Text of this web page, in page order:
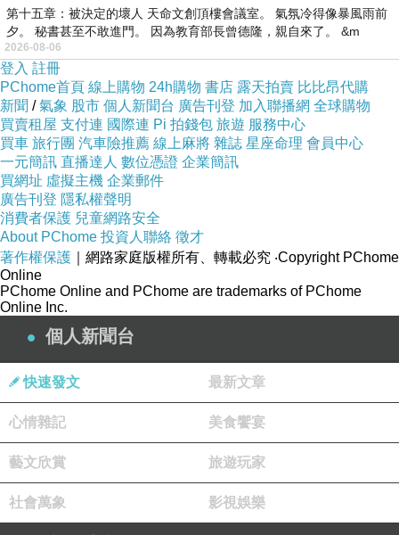
新營客運站就位於新營車站正前方，走路約1分
鐘即可到達。
為了夏季前往澎湖的旅客們特別加開了上
午"8:20"及"8:50"兩個班次可以直達布袋商港搭
船。
第十五章：被決定的壞人 天命文創頂樓會議室。 氣氛冷得像暴風雨前
夕。 秘書甚至不敢進門。 因為教育部長曾德隆，親自來了。 &m
2026-08-06
登入 註冊
PChome首頁 線上購物 24h購物 書店 露天拍賣 比比昂代購
新聞 /氣象 股市 個人新聞台 廣告刊登 加入聯播網 全球購物
買賣租屋 支付連 國際連 Pi 拍錢包 旅遊 服務中心
買車 旅行團 汽車險推薦 線上麻將 雜誌 星座命理 會員中心
一元簡訊 直播達人 數位憑證 企業簡訊
買網址 虛擬主機 企業郵件
廣告刊登 隱私權聲明
消費者保護 兒童網路安全
About PChome 投資人聯絡 徵才
著作權保護 ｜網路家庭版權所有、轉載必究 ‧Copyright PChome
Online
PChome Online and PChome are trademarks of PChome
Online Inc.
個人新聞台
快速發文 最新文章
心情雜記 美食饗宴
藝文欣賞 旅遊玩家
社會萬象 影視娛樂